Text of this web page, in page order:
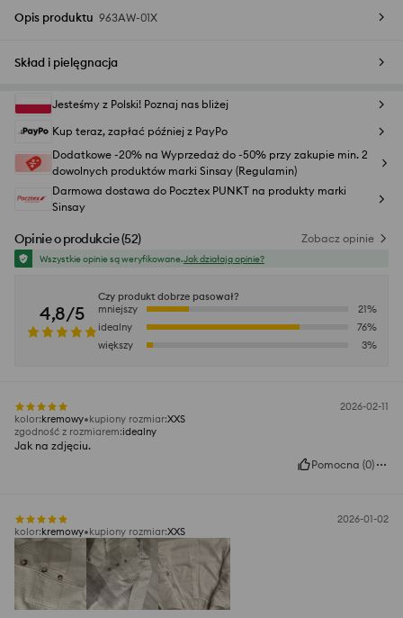
Opis produktu 963AW-01X
Skład i pielęgnacja
Jesteśmy z Polski! Poznaj nas bliżej
Kup teraz, zapłać później z PayPo
Dodatkowe -20% na Wyprzedaż do -50% przy zakupie min. 2
dowolnych produktów marki Sinsay (Regulamin)
Darmowa dostawa do Pocztex PUNKT na produkty marki
Sinsay
Opinie o produkcie(52) Zobacz opinie
Wszystkie opinie są weryfikowane.Jak działają opinie?
4,8/5
Czy produkt dobrze pasował?
mniejszy
21%
idealny
76%
większy
3%
2026-02-11
kolor:kremowy kupiony rozmiar:XXS
zgodność z rozmiarem:idealny
Jak na zdjęciu.
Pomocna (0)
2026-01-02
kolor:kremowy kupiony rozmiar:XXS